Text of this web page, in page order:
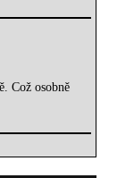
Což osobně